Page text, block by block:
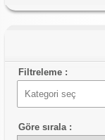
Filtreleme :
Kategori seç
Göre sırala :